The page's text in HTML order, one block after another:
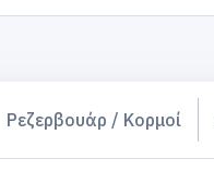
Ρεζερβουάρ / Κορμοί